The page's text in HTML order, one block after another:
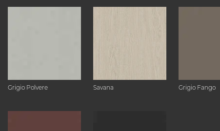
Grigio Polvere Savana Grigio Fango